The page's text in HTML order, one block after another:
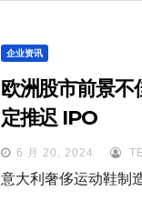
企业资讯
欧洲股市前景
定推迟 IPO
6 月 20, 2024
意大利奢侈运动鞋制